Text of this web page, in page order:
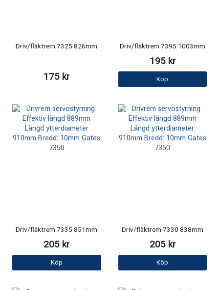
Driv/fläktrem 7325 826mm
175 kr
Driv/fläktrem 7395 1003mm
195 kr
Köp
Driv/fläktrem 7335 851mm
205 kr
Köp
Driv/fläktrem 7330 838mm
205 kr
Köp